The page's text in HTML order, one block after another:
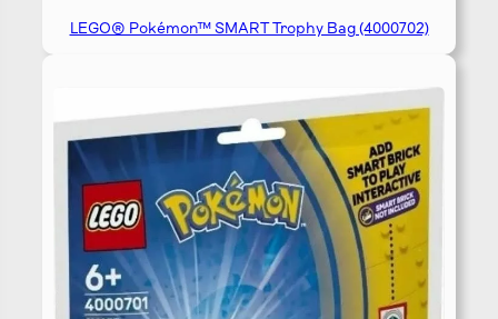
LEGO® Pokémon™ SMART Trophy Bag (4000702)